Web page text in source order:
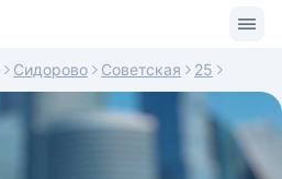
Сидорово Советская 25